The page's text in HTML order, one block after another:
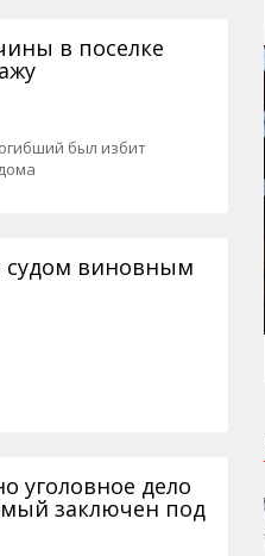
в поселке
был избит
судом виновным
уголовное дело
заключен под